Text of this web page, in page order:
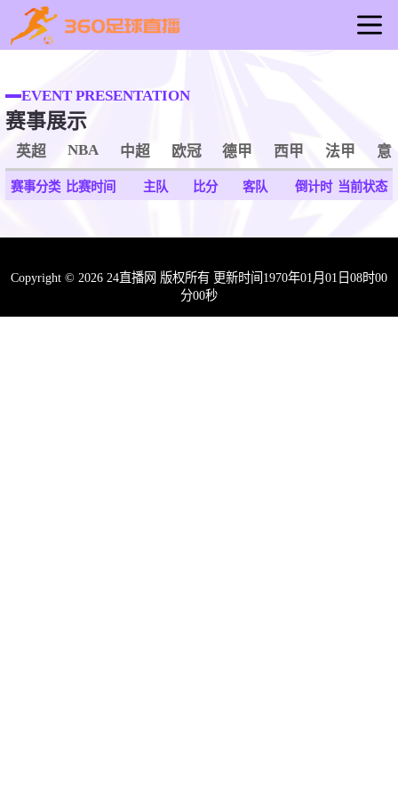
足球直播
篮球直播
资讯
录像
重要赛事
EVENT PRESENTATION
赛事展示
英超 NBA 中超 欧冠 德甲 西甲 法甲 意
赛事分类 比赛时间 主队 比分 客队 倒计时 当前状态
Copyright © 2026 24直播网 版权所有 更新时间1970年01月01日08时00
分00秒